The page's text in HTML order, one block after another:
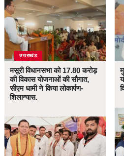
उत्तराखंड
मसूरी विधानसभा को 17.80 करोड़
की विकास योजनाओं की सौगात,
सीएम धामी ने किया लोकार्पण-
शिलान्यास.